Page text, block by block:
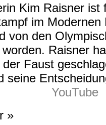
Kim Raisner ist
im
von den
Raisner
Faust
seine
YouTube
»